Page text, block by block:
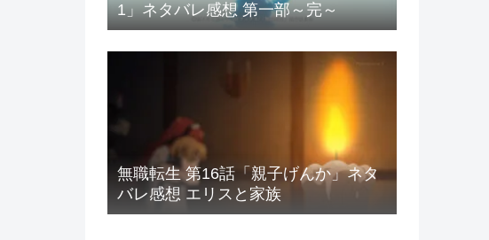
1」ネタバレ感想 第一部～完～
無職転生 第16話「親子げんか」ネタ
バレ感想 エリスと家族